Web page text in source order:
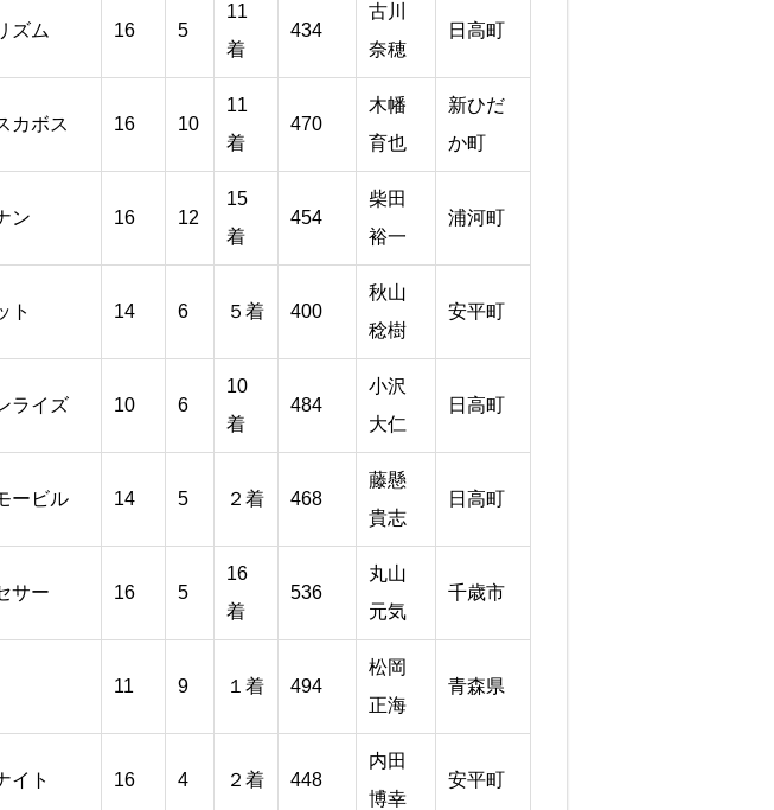
ズム 16 5
11
着
434
古川
奈穂
日高町
カボス 16 10
11
着
470
木幡
育也
新ひだ
か町
ン 16 12
15
着
454
柴田
裕一
浦河町
ト 14 6 ５着 400
秋山
稔樹
安平町
ライズ 10 6
10
着
484
小沢
大仁
日高町
ービル 14 5 ２着 468
藤懸
貴志
日高町
サー 16 5
16
着
536
丸山
元気
千歳市
11 9 １着 494
松岡
正海
青森県
イト 16 4 ２着 448
内田
博幸
安平町